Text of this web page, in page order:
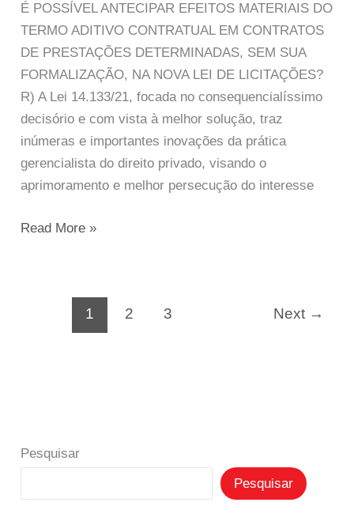
É POSSÍVEL ANTECIPAR EFEITOS MATERIAIS DO
TERMO ADITIVO CONTRATUAL EM CONTRATOS
DE PRESTAÇÕES DETERMINADAS, SEM SUA
FORMALIZAÇÃO, NA NOVA LEI DE LICITAÇÕES?
R) A Lei 14.133/21, focada no consequencialíssimo
decisório e com vista à melhor solução, traz
inúmeras e importantes inovações da prática
gerencialista do direito privado, visando o
aprimoramento e melhor persecução do interesse
aditamento
contratual
como
solução
e
atendimento
do
interesse
público.
Read More »
1 2 3 Next →
Pesquisar
Pesquisar